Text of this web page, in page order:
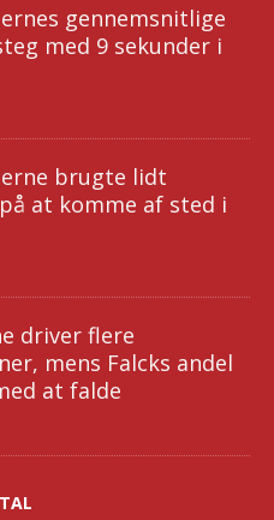
gennemsnitlige
med 9 sekunder i
brugte lidt
at komme af sted i
driver flere
mens Falcks andel
at falde